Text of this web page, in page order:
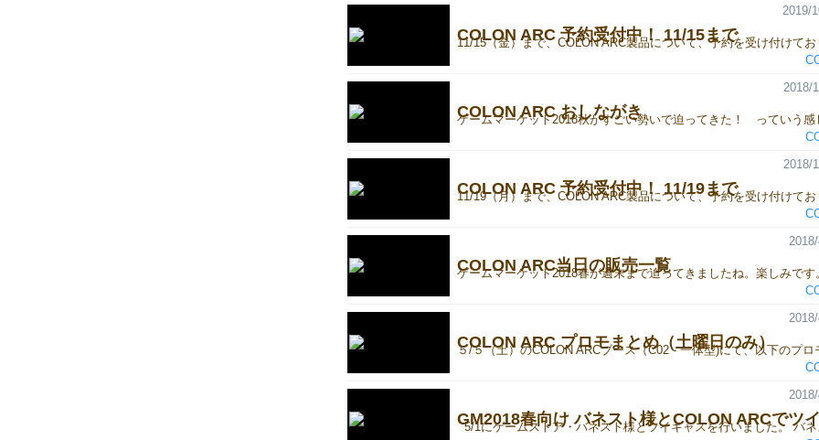
COLON ARC 予約受付中！ 11/15まで
2019/
COLON ARC おしながき
2018/
COLON ARC 予約受付中！ 11/19まで
2018/
COLON ARC当日の販売一覧
COLON ARC プロモまとめ（土曜日のみ）
GM2018春向け バネスト様とCOLON ARCでツ